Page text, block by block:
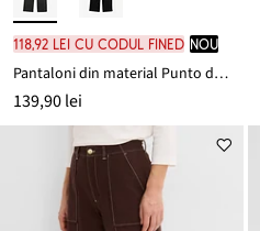
118,92 lei cu codul FINED nou
Pantaloni din material Punto di Roma cu dungă
139,90 lei